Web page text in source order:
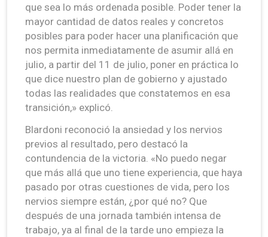
que sea lo más ordenada posible. Poder tener la
mayor cantidad de datos reales y concretos
posibles para poder hacer una planificación que
nos permita inmediatamente de asumir allá en
julio, a partir del 11 de julio, poner en práctica lo
que dice nuestro plan de gobierno y ajustado
todas las realidades que constatemos en esa
transición,» explicó.
Blardoni reconoció la ansiedad y los nervios
previos al resultado, pero destacó la
contundencia de la victoria. «No puedo negar
que más allá que uno tiene experiencia, que haya
pasado por otras cuestiones de vida, pero los
nervios siempre están, ¿por qué no? Que
después de una jornada también intensa de
trabajo, ya al final de la tarde uno empieza la